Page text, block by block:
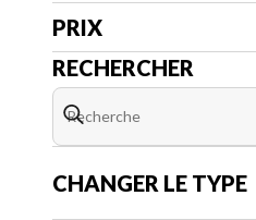
PRIX
RECHERCHER
CHANGER LE TYPE